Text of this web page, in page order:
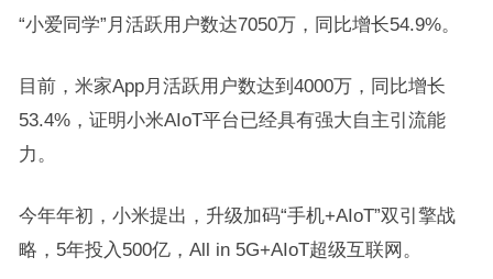
“小爱同学”月活跃用户数达7050万，同比增长54.9%。
目前，米家App月活跃用户数达到4000万，同比增长
53.4%，证明小米AIoT平台已经具有强大自主引流能
力。
今年年初，小米提出，升级加码“手机+AIoT”双引擎战
略，5年投入500亿，All in 5G+AIoT超级互联网。